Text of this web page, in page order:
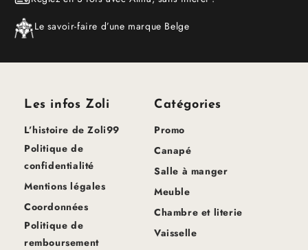
Le savoir-faire d’une marque Belge
Les infos Zoli
L’histoire de Zoli99
Politique de
confidentialité
Mentions légales
Coordonnées
Politique de
remboursement
Catégories
Promo
Canapé
Salle à manger
Meuble
Chambre et literie
Vaisselle